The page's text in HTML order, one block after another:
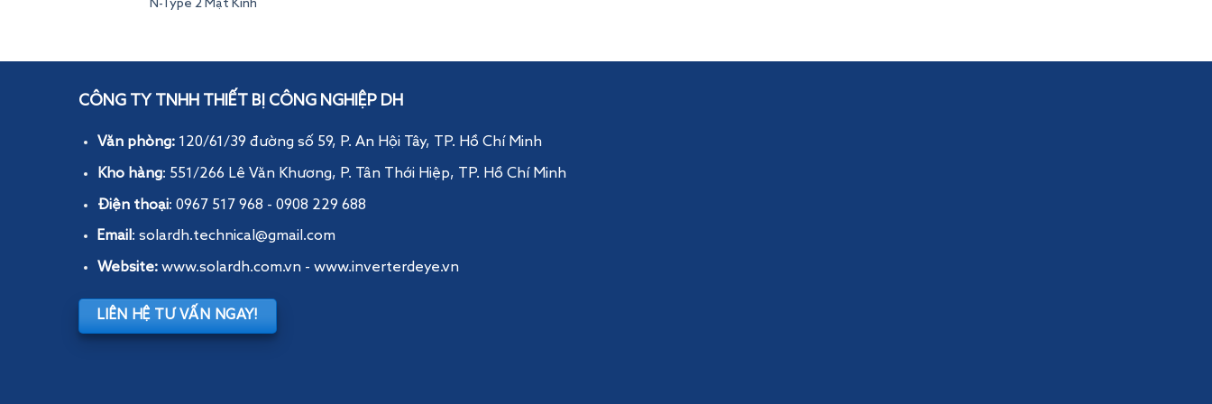
N-Type 2 Mặt Kính
CÔNG TY TNHH THIẾT BỊ CÔNG NGHIỆP DH
Văn phòng: 120/61/39 đường số 59, P. An Hội Tây, TP. Hồ Chí Minh
Kho hàng: 551/266 Lê Văn Khương, P. Tân Thới Hiệp, TP. Hồ Chí Minh
Điện thoại: 0967 517 968 - 0908 229 688
Email : solardh.technical@gmail.com
Website: www.solardh.com.vn- www.inverterdeye.vn
LIÊN HỆ TƯ VẤN NGAY!